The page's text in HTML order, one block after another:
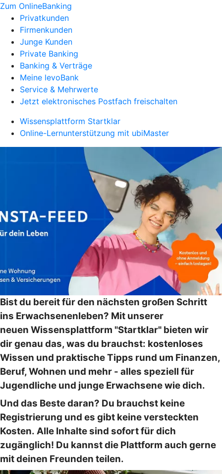
Zum OnlineBanking
Privatkunden
Firmenkunden
Junge Kunden
Private Banking
Banking & Verträge
Meine levoBank
Service & Mehrwerte
Jetzt elektronisches Postfach freischalten
Wissensplattform Startklar
Online-Lernunterstützung mit ubiMaster
Bist du bereit für den nächsten großen Schritt
ins Erwachsenenleben? Mit unserer
neuen Wissensplattform "Startklar" bieten wir
dir genau das, was du brauchst: kostenloses
Wissen und praktische Tipps rund um Finanzen,
Beruf, Wohnen und mehr - alles speziell für
Jugendliche und junge Erwachsene wie dich.
Und das Beste daran? Du brauchst keine
Registrierung und es gibt keine versteckten
Kosten. Alle Inhalte sind sofort für dich
zugänglich! Du kannst die Plattform auch gerne
mit deinen Freunden teilen.